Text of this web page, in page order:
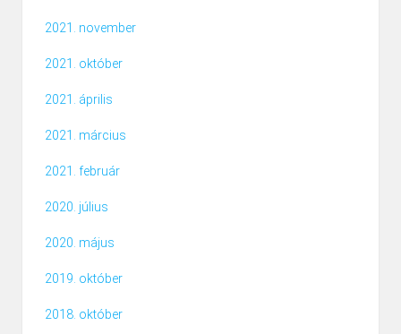
2021. november
2021. október
2021. április
2021. március
2021. február
2020. július
2020. május
2019. október
2018. október